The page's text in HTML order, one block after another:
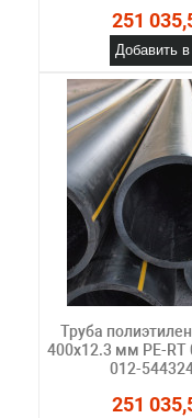
251
Добавить
Труба
400х12.3 мм PE-
012-
251